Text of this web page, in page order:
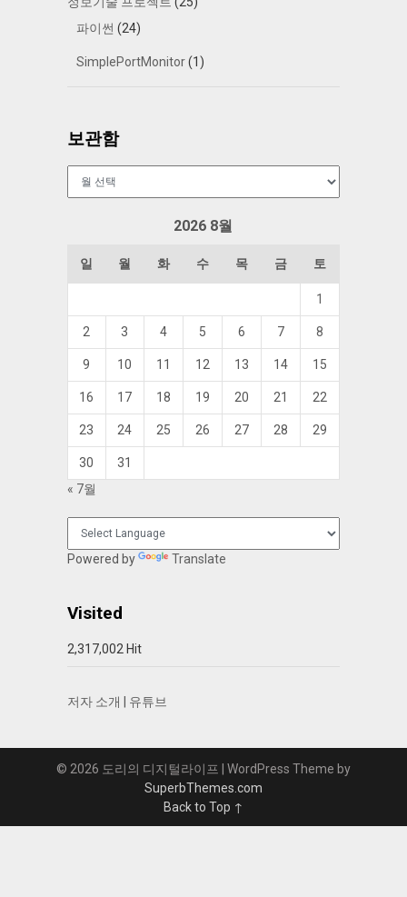
파이썬 (24)
SimplePortMonitor(1)
보관함
2026 8월
일 월 화 수 목 금 토
1
2 3 4 5 6 7 8
9 10 11 12 13 14 15
16 17 18 19 20 21 22
23 24 25 26 27 28 29
30
31
« 7월
Powered by Translate
Visited
2,317,002 Hit
저자 소개 유튜브
© 2026 도리의 디지털라이프
| WordPress Theme by
SuperbThemes.com
Back to Top ↑